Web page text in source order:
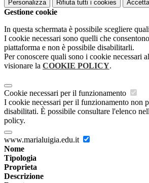
Personalizza Rifiuta tutti i cookies
Gestione cookie
In questa schermata è possibile scegliere
I cookie necessari sono quelli che
piattaforma e non è possibile disabilitarli.
Per conoscere quali sono i cookie necessari
visionare la COOKIE POLICY.
Cookie necessari per il funzionamento
I cookie necessari per il funzionamento non
disabilitati. È possibile consultare l'elenco
policy.
www.marialuigia.edu.it
Nome
Tipologia
Proprieta
Descrizione